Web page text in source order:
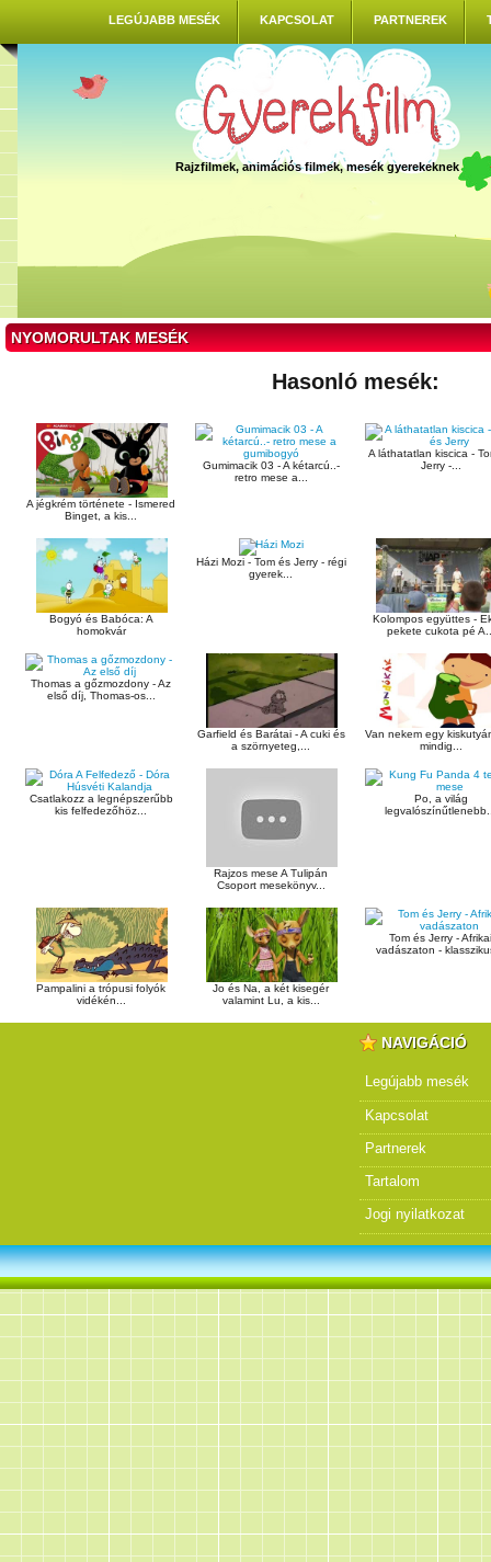
LEGÚJABB MESÉK KAPCSOLAT PARTNEREK
Rajzfilmek, animációs filmek, mesék gyerekeknek
NYOMORULTAK MESÉK
Hasonló mesék:
A jégkrém története - Ismered
Binget, a kis...
Gumimacik 03 - A kétarcú..-
retro mese a...
A láthatatlan kiscica -
Jerry -...
Bogyó és Babóca: A
homokvár
Házi Mozi - Tom és Jerry - régi
gyerek...
Kolompos együttes -
pekete cukota pé
Thomas a gőzmozdony - Az
első díj, Thomas-os...
Garfield és Barátai - A cuki és
a szörnyeteg,...
Van nekem egy
mindig...
Csatlakozz a legnépszerűbb
kis felfedezőhöz...
Rajzos mese A Tulipán
Csoport mesekönyv...
Po, a világ
Pampalini a trópusi folyók
vidékén...
Jo és Na, a két kisegér
valamint Lu, a kis...
Tom és Jerry -
vadászaton -
NAVIGÁCIÓ
Legújabb mesék
Kapcsolat
Partnerek
Tartalom
Jogi nyilatkozat